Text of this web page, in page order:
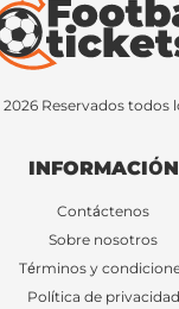
2026 Reservados todos
INFORMACIÓN
Contáctenos
Sobre nosotros
Términos y
Política de privacidad